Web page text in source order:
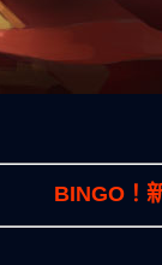
BINGO！